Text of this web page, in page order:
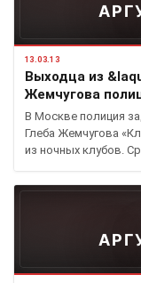
13.03.13
Выходца из
Жемчугова
В Москве полиция
Глеба Жемчугова
из ночных клубов.